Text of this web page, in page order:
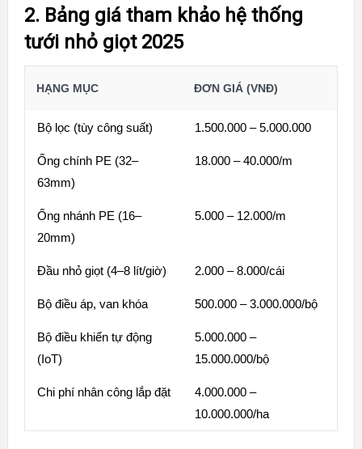
2. Bảng giá tham khảo hệ thống
tưới nhỏ giọt 2025
HẠNG MỤC ĐƠN GIÁ (VNĐ)
Bộ lọc (tùy công suất) 1.500.000 – 5.000.000
Ống chính PE (32–
63mm)
18.000 – 40.000/m
Ống nhánh PE (16–
20mm)
5.000 – 12.000/m
Đầu nhỏ giọt (4–8 lít/giờ) 2.000 – 8.000/cái
Bộ điều áp, van khóa 500.000 – 3.000.000/bộ
Bộ điều khiển tự động
(IoT)
5.000.000 –
15.000.000/bộ
Chi phí nhân công lắp đặt
4.000.000 –
10.000.000/ha